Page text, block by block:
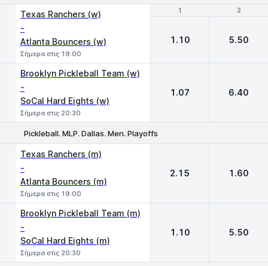
1 2
Texas Ranchers (w)
-
Atlanta Bouncers (w)
Σήμερα στις 19:00
1 2
1.10 5.50
Brooklyn Pickleball Team (w)
-
SoCal Hard Eights (w)
Σήμερα στις 20:30
1.07 6.40
Pickleball. MLP. Dallas. Men. Playoffs
Texas Ranchers (m)
-
Atlanta Bouncers (m)
Σήμερα στις 19:00
2.15 1.60
Brooklyn Pickleball Team (m)
-
SoCal Hard Eights (m)
Σήμερα στις 20:30
1.10 5.50